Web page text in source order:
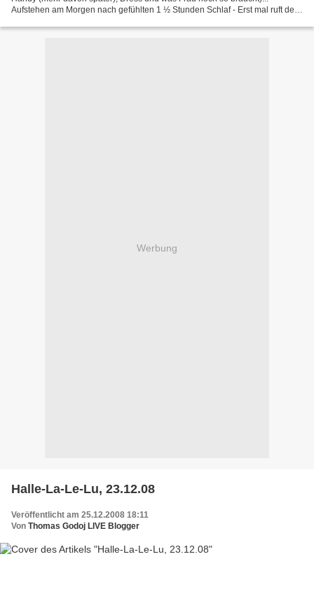
Aufstehen am Morgen nach gefühlten 1 ½ Stunden Schlaf - Erst mal ruft der
Werbung
Halle-La-Le-Lu, 23.12.08
Veröffentlicht am 25.12.2008 18:11
Von Thomas Godoj LIVE Blogger